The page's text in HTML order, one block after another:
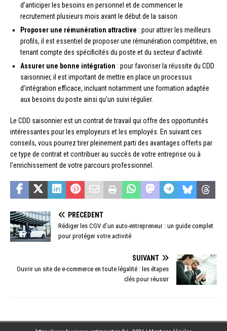
d’anticiper les besoins en personnel et de commencer le
recrutement plusieurs mois avant le début de la saison.
Proposer une rémunération attractive : pour attirer les meilleurs
profils, il est essentiel de proposer une rémunération compétitive, en
tenant compte des spécificités du poste et du secteur d’activité.
Assurer une bonne intégration : pour favoriser la réussite du CDD
saisonnier, il est important de mettre en place un processus
d’intégration efficace, incluant notamment une formation adaptée
aux besoins du poste ainsi qu’un suivi régulier.
Le CDD saisonnier est un contrat de travail qui offre des opportunités
intéressantes pour les employeurs et les employés. En suivant ces
conseils, vous pourrez tirer pleinement parti des avantages offerts par
ce type de contrat et contribuer au succès de votre entreprise ou à
l’enrichissement de votre parcours professionnel.
PRÉCÉDENT
Rédiger les CGV d’un auto-entrepreneur : un guide complet
pour protéger votre activité
SUIVANT
Ouvrir un site de e-commerce en toute légalité : les étapes
clés pour réussir